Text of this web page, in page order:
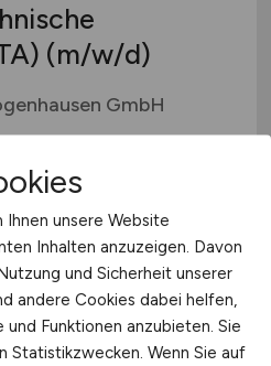
(m/w/d)
GmbH
unsere Website
Inhalten anzuzeigen. Davon
und Sicherheit unserer
andere Cookies dabei helfen,
Funktionen anzubieten. Sie
Statistikzwecken. Wenn Sie auf